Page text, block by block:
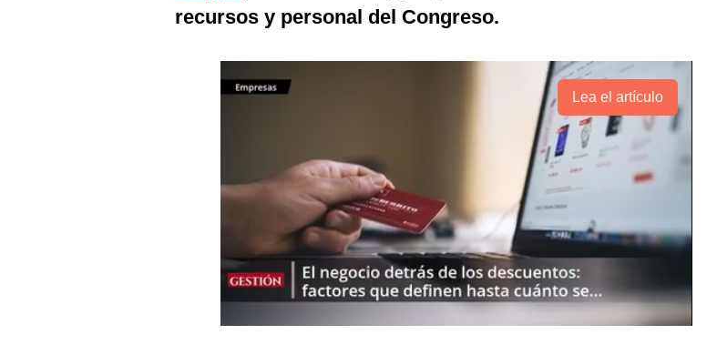
recursos y personal del Congreso.
Lea el artículo